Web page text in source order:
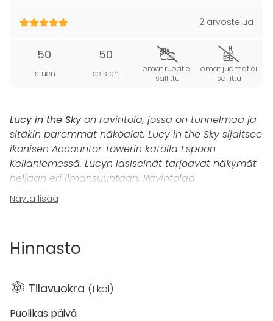
2 arvostelua
50
istuen
50
seisten
omat ruoat ei
sallittu
omat juomat ei
sallittu
Lucy in the Skyon ravintola, jossa on tunnelmaa ja
sitäkin paremmat näköalat. Lucy in the Sky sijaitsee
ikonisen Accountor Towerin katolla Espoon
Keilaniemessä. Lucyn lasiseinät tarjoavat näkymät
neljään eri ilmansuuntaan. Ravintolaa
rakennettaessa on mukailtu 70-luvun henkeä ja
kunnioitettu Uolevi Raaden työtä ja perinteitä talon
Lucy in the Skyn yli 80 metrin korkeudessa sijaitseva
sen suurista ikkunoista avautuvat upeat kaupunki- ja
saaristonäkymät. Henkilömäärä voi kasvattaa yli 100
henkeen yhdistämällä lasitetun kattoterassin
Näytä lisää
Hinnasto
Tilavuokra (1 kpl)
Puolikas päivä